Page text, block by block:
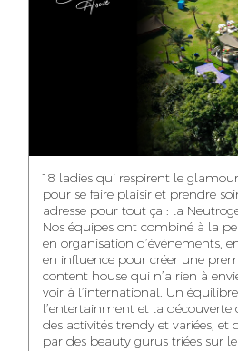
ACCOUNT
MANAGER
YAHYA LOULIDI
MEDIA RELATIONS
MANAGER
WA-IL ZRYOUIL
PUBLIC RELATIONS
CONSULTANT
NOUREDDINE
SAMADI
ART DIRECTOR
18 ladies qui respirent le
pour se faire plaisir et prendre
adresse pour tout ça : la
Nos équipes ont combiné à la
en organisation d’événements,
en influence pour créer une
content house qui n’a rien à
voir à l’international. Un
l’entertainment et la découverte
des activités trendy et variées, et
par des beauty gurus triées sur